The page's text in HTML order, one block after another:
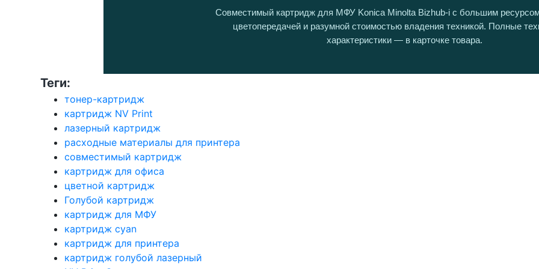
Совместимый картридж для МФУ Konica Minolta Bizhub-i с большим
цветопередачей и разумной стоимостью владения техникой. Полные
характеристики — в карточке товара.
Теги:
тонер-картридж
картридж NV Print
лазерный картридж
расходные материалы для принтера
совместимый картридж
картридж для офиса
цветной картридж
Голубой картридж
картридж для МФУ
картридж cyan
картридж для принтера
картридж голубой лазерный